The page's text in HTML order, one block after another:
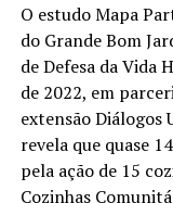
O estudo Mapa
do Grande Bom
de Defesa da Vida
de 2022, em
extensão Diálogos
revela que quase
pela ação de 15
Cozinhas